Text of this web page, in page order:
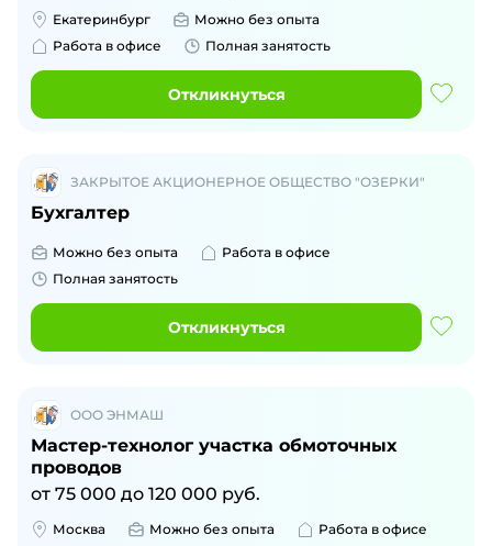
Екатеринбург
Можно без опыта
Работа в офисе
Полная занятость
Откликнуться
ЗАКРЫТОЕ АКЦИОНЕРНОЕ ОБЩЕСТВО "ОЗЕРКИ"
Бухгалтер
Можно без опыта
Работа в офисе
Полная занятость
Откликнуться
ООО ЭНМАШ
Мастер-технолог участка обмоточных
проводов
от 75 000 до 120 000 руб.
Москва Можно без опыта
Работа в офисе